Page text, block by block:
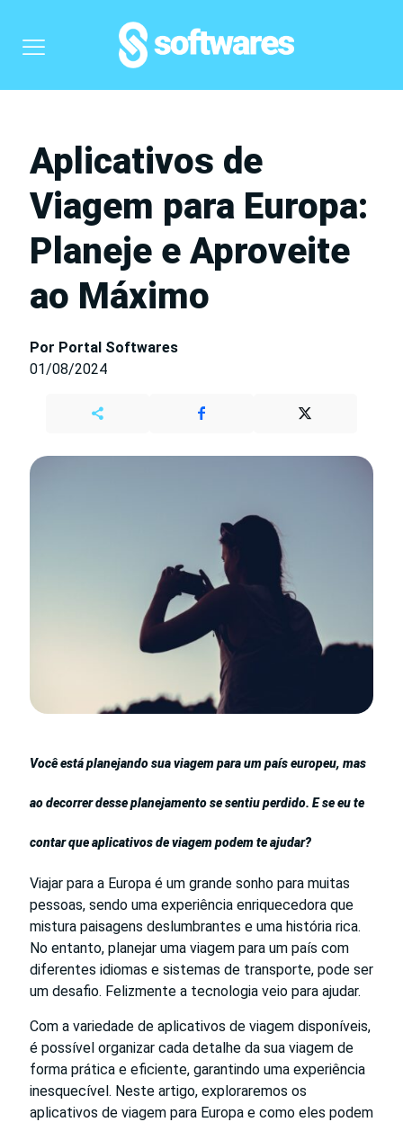
Aplicativos de
Viagem para Europa:
Planeje e Aproveite
ao Máximo
Por Portal Softwares
01/08/2024
Você está planejando sua viagem para um país europeu, mas
ao decorrer desse planejamento se sentiu perdido. E se eu te
contar queaplicativos de viagem podem te ajudar?
Viajar para a Europa é um grande sonho para muitas
pessoas, sendo uma experiência enriquecedora que
mistura paisagens deslumbrantes e uma história rica.
No entanto, planejar uma viagem para um país com
diferentes idiomas e sistemas de transporte, pode ser
um desafio. Felizmente a tecnologia veio para ajudar.
Com a variedade de aplicativos de viagem disponíveis,
é possível organizar cada detalhe da sua viagem de
forma prática e eficiente, garantindo uma experiência
inesquecível. Neste artigo, exploraremos os
aplicativos de viagem para Europa e como eles podem